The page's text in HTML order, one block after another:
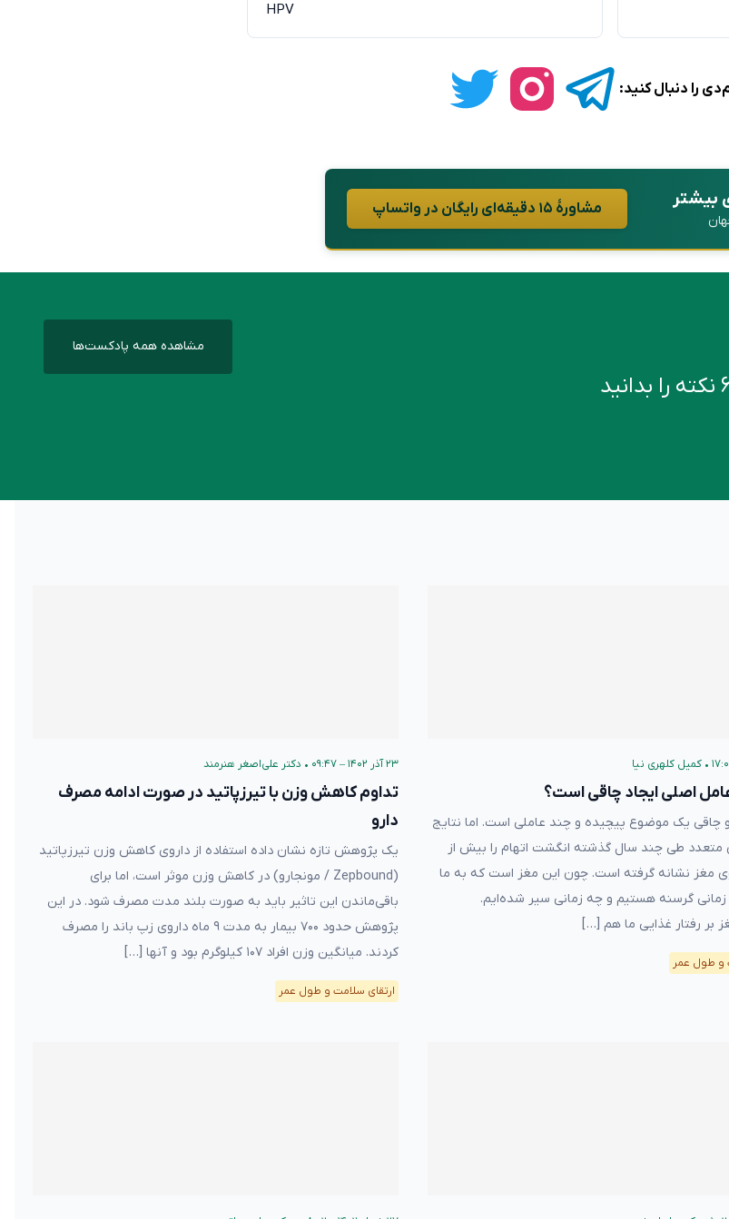
HPV
را دنبال کنید:
بیشتر مشاورهٔ ۱۵ دقیقه‌ای رایگان در واتساپ
مشاهده همه پادکست‌ها
• کمیل کلهری نیا
عامل اصلی ایجاد چاقی است؟
چاقی یک موضوع پیچیده و چند عاملی است. اما نتایج
طی چند سال گذشته انگشت اتهام را بیش از
مغز نشانه گرفته است. چون این مغز است که به ما
گرسنه هستیم و چه زمانی سیر شده‌ایم.
بر رفتار غذایی ما هم […]
و طول عمر
۲۳ آذر ۱۴۰۲ – ۰۹:۴۷ • دکتر علی‌اصغر هنرمند
تداوم کاهش وزن با تیرزپاتید در صورت ادامه مصرف
دارو
یک پژوهش تازه نشان داده استفاده از داروی کاهش وزن تیرزپاتید
(Zepbound / مونجارو) در کاهش وزن موثر است، اما برای
باقی‌ماندن این تاثیر باید به صورت بلند مدت مصرف شود. در این
پژوهش حدود ۷۰۰ بیمار به مدت ۹ ماه داروی زپ‌ باند را مصرف
کردند. میانگین وزن افراد ۱۰۷ کیلوگرم بود و آنها […]
ارتقای سلامت و طول عمر